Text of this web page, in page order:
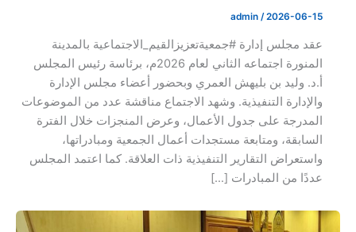
admin /2026-06-15
عقد مجلس إدارة #جمعيةتعزيزالقيم_الاجتماعية بالمدينة
المنورة اجتماعه الثاني لعام 2026م، برئاسة رئيس المجلس
أ.د. وليد بن بليهش العمري وبحضور أعضاء مجلس الإدارة
والإدارة التنفيذية. وشهد الاجتماع مناقشة عدد من الموضوعات
المدرجة على جدول الأعمال، وعرض المنجزات خلال الفترة
السابقة، ومتابعة مستجدات أعمال الجمعية ومبادراتها،
واستعراض التقارير التنفيذية ذات العلاقة. كما اعتمد المجلس
عددًا من المبادرات […]